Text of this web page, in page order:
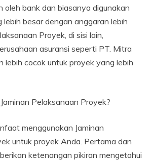
oleh bank dan biasanya digunakan
besar dengan anggaran lebih
Proyek, di sisi lain,
asuransi seperti PT. Mitra
lebih cocok untuk proyek yang lebih
Pelaksanaan Proyek?
menggunakan Jaminan
untuk proyek Anda. Pertama dan
ketenangan pikiran mengetahui